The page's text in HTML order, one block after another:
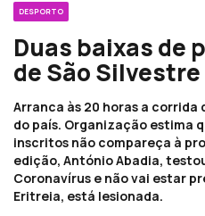
DESPORTO
Duas baixas de
de São
Arranca às 20 horas a corrida
do país. Organização estima
inscritos não compareça à
edição, António Abadia,
Coronavírus e não vai estar
Eritreia, está lesionada.